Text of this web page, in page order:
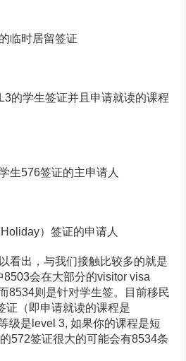
临时居留签证
的学生签证并且申请就读的课程
生576签证的主申请人
）签证的申请人
看出，与我们接触比较多的就是
会在大部分的visitor visa
8534则是针对学生签。目前移民
证（即申请就读的课程是
级是level 3, 如果你的课程是短
572签证很大的可能会有8534条